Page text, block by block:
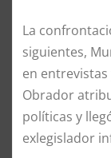
La
siguientes,
en
Obrador
políticas y
exlegislador